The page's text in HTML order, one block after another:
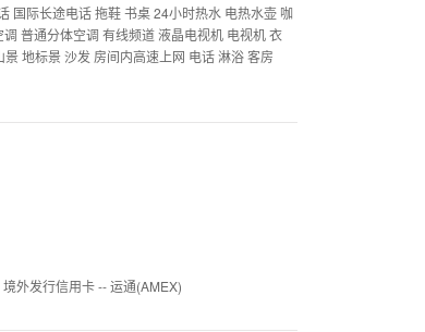
国际长途电话 拖鞋 书桌 24小时热水 电热水壶 咖
普通分体空调 有线频道 液晶电视机 电视机 衣
地标景 沙发 房间内高速上网 电话 淋浴 客房
外发行信用卡 -- 运通(AMEX)